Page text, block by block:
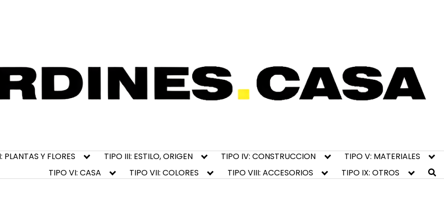
PLANTAS Y FLORES TIPO III: ESTILO, ORIGEN TIPO IV: CONSTRUCCION
TIPO V: MATERIALES
TIPO VI: CASA
TIPO VII: COLORES TIPO VIII: ACCESORIOS TIPO IX: OTROS